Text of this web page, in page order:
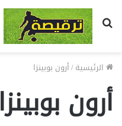
بحث
عن
الرئيسية/أرون بوبينزا
أرون بوبينزا